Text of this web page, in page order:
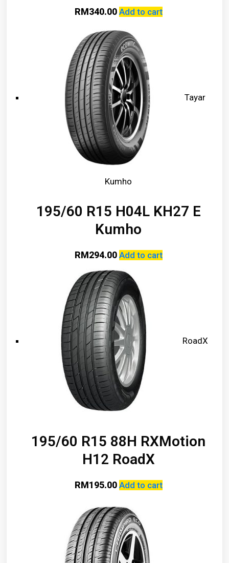
RM340.00 Add to cart
Tayar
Kumho
195/60 R15 H04L KH27 E
Kumho
RM294.00 Add to cart
RoadX
195/60 R15 88H RXMotion
H12 RoadX
RM195.00 Add to cart